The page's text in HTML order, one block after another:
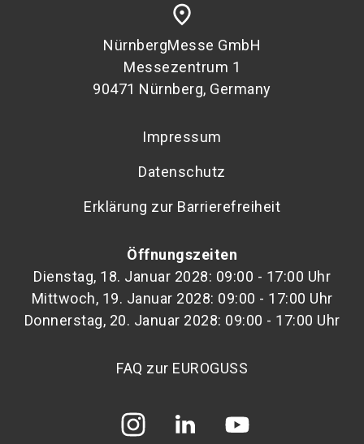
place
NürnbergMesse GmbH
Messezentrum 1
90471 Nürnberg, Germany
Impressum
Datenschutz
Erklärung zur Barrierefreiheit
Öffnungszeiten
Dienstag, 18. Januar 2028: 09:00 - 17:00 Uhr
Mittwoch, 19. Januar 2028: 09:00 - 17:00 Uhr
Donnerstag, 20. Januar 2028: 09:00 - 17:00 Uhr
FAQ zur EUROGUSS